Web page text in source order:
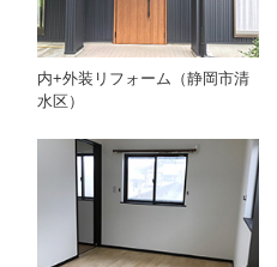
内+外装リフォーム（静岡市清
水区）